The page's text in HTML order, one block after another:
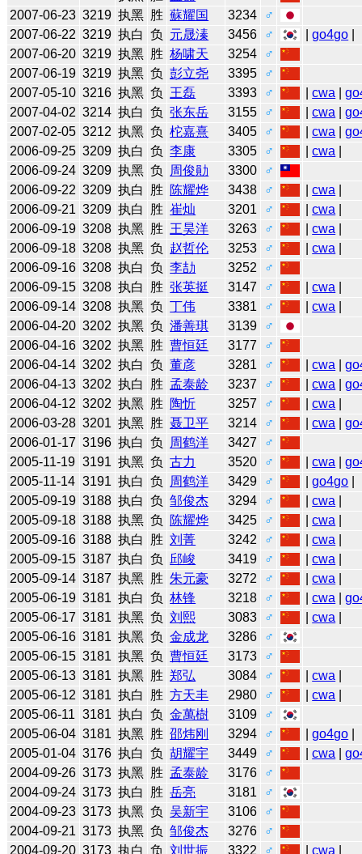
2007-06-23 3219 执黑 胜 蘇耀国 3234
♂
2007-06-22 3219 执白 负 元晟溱 3456 ♂ |go4go
2007-06-20 3219 执黑 胜 杨啸天 3254
♂
2007-06-19 3219 执黑 负 彭立尧 3395
♂
2007-05-10 3216 执黑 负 王磊 3393 ♂ |cwa |
2007-04-02 3214 执白 负 张东岳 3155 ♂ |cwa |
2007-02-05 3212 执黑 负 柁嘉熹 3405 ♂ |cwa |
2006-09-25 3209 执白 负 李康 3305 ♂ |cwa
2006-09-24 3209 执黑 负 周俊勛 3300
♂
2006-09-22 3209 执白 胜 陈耀烨 3438 ♂ |cwa
2006-09-21 3209 执白 胜 崔灿 3201 ♂ |cwa
2006-09-19 3208 执黑 胜 王昊洋 3263 ♂ |cwa
2006-09-18 3208 执黑 负 赵哲伦 3253 ♂ |cwa
2006-09-16 3208 执白 负 李劼 3252
♂
2006-09-15 3208 执白 胜 张英挺 3147 ♂ |cwa
2006-09-14 3208 执黑 负 丁伟 3381 ♂ |cwa
2006-04-20 3202 执黑 负 潘善琪 3139
♂
2006-04-16 3202 执黑 胜 曹恒廷 3177
♂
2006-04-14 3202 执白 负 董彦 3281 ♂ |cwa |
2006-04-13 3202 执白 胜 孟泰龄 3237 ♂ |cwa |
2006-04-12 3202 执黑 胜 陶忻 3257 ♂ |cwa
2006-03-28 3201 执黑 胜 聂卫平 3214 ♂ |cwa |
2006-01-17 3196 执白 负 周鹤洋 3427
♂
2005-11-19 3191 执黑 负 古力 3520 ♂ |cwa |
2005-11-14 3191 执白 负 周鹤洋 3429 ♂ |go4go
2005-09-19 3188 执白 负 邹俊杰 3294 ♂ |cwa
2005-09-18 3188 执黑 负 陈耀烨 3425 ♂ |cwa
2005-09-16 3188 执白 胜 刘菁 3242 ♂ |cwa
2005-09-15 3187 执白 负 邱峻 3419 ♂ |cwa
2005-09-14 3187 执黑 胜 朱元豪 3272 ♂ |cwa
2005-06-19 3181 执白 负 林锋 3218 ♂ |cwa |
2005-06-17 3181 执黑 负 刘熙 3083 ♂ |cwa
2005-06-16 3181 执黑 负 金成龙 3286
♂
2005-06-15 3181 执黑 负 曹恒廷 3173
♂
2005-06-13 3181 执黑 胜 郑弘 3084 ♂ |cwa
2005-06-12 3181 执白 胜 方天丰 2980 ♂ |cwa
2005-06-11 3181 执白 负 金萬樹 3109
♂
2005-06-04 3181 执黑 胜 邵炜刚 3294 ♂ |go4go
2005-01-04 3176 执白 负 胡耀宇 3449 ♂ |cwa |
2004-09-26 3173 执黑 胜 孟泰龄 3176
♂
2004-09-24 3173 执白 胜 岳亮 3181
♂
2004-09-23 3173 执黑 负 吴新宇 3106
♂
2004-09-21 3173 执黑 负 邹俊杰 3276
♂
2004-09-20 3173 执白 负 刘世振 3322 ♂ |cwa